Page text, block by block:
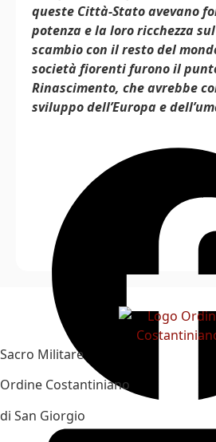
queste Città-Stato avevano
potenza e la loro ricchezza
scambio con il resto del
società fiorenti furono il
Rinascimento, che avrebbe
sviluppo dell’Europa e
Sacro Militare
Ordine Costantiniano
di San Giorgio